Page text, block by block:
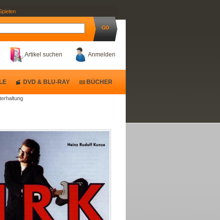
Anmelden
Artikel suchen
DVD & BLU-RAY BÜCHER